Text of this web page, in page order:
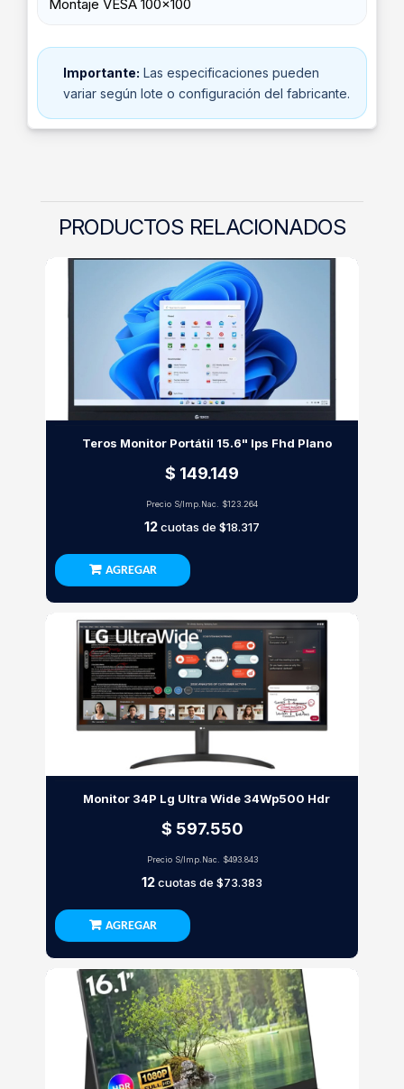
Montaje VESA 100x100
Importante: Las especificaciones pueden
variar según lote o configuración del fabricante.
PRODUCTOS RELACIONADOS
Teros Monitor Portátil 15.6" Ips Fhd Plano
$ 149.149
Precio S/Imp.Nac. $123.264
12cuotas de $18.317
AGREGAR
Monitor 34P Lg Ultra Wide 34Wp500 Hdr
$ 597.550
Precio S/Imp.Nac. $493.843
12cuotas de $73.383
AGREGAR